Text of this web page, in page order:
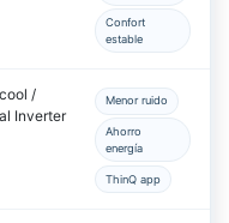
Confort
estable
/
Inverter
Menor ruido
Ahorro
energía
ThinQ app